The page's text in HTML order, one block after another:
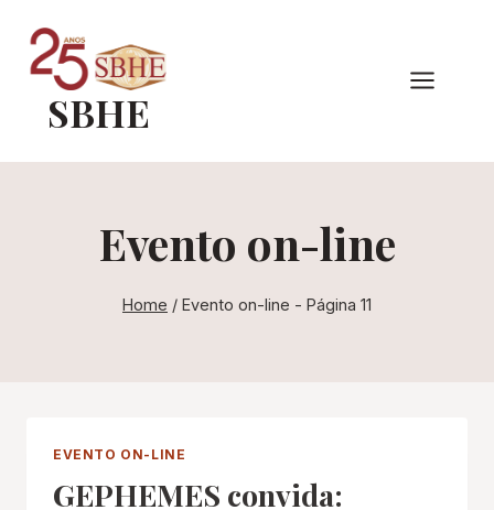
para
ConteúdoSBHE
Evento on-line
Home / Evento on-line - Página 11
EVENTO ON-LINE
GEPHEMES convida: